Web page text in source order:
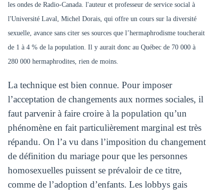
les ondes de Radio-Canada. l'auteur et professeur de service social à
l'Université Laval, Michel Dorais, qui offre un cours sur la diversité
sexuelle, avance sans citer ses sources que l’hermaphrodisme toucherait
de 1 à 4 % de la population. Il y aurait donc au Québec de 70 000 à
280 000 hermaphrodites, rien de moins.
La technique est bien connue. Pour imposer
l’acceptation de changements aux normes sociales, il
faut parvenir à faire croire à la population qu’un
phénomène en fait particulièrement marginal est très
répandu. On l’a vu dans l’imposition du changement
de définition du mariage pour que les personnes
homosexuelles puissent se prévaloir de ce titre,
comme de l’adoption d’enfants. Les lobbys gais